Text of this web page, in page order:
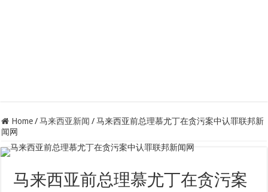
Home / 马来西亚新闻 / 马来西亚前总理慕尤丁在贪污案中认罪联邦新
闻网
马来西亚前总理慕尤丁在贪污案